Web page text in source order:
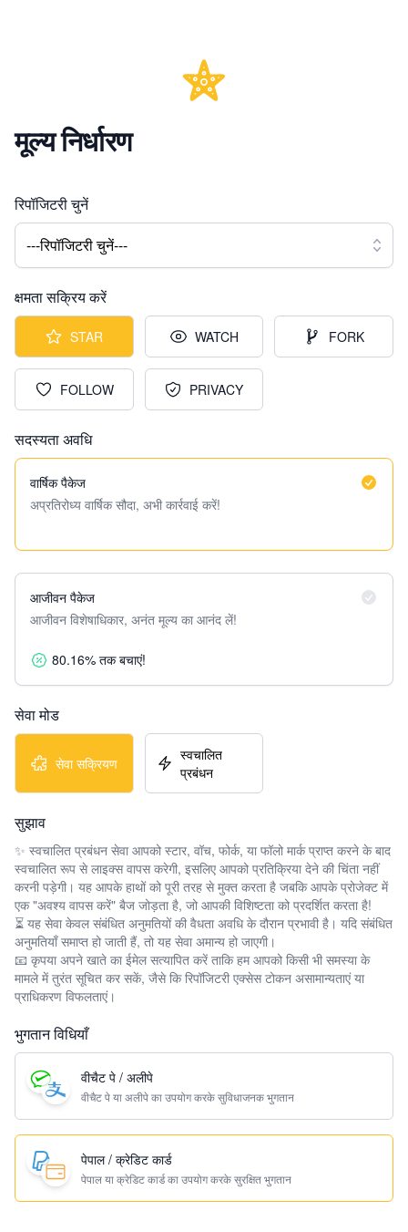
मूल्य निर्धारण
रिपॉजिटरी चुनें
---रिपॉजिटरी चुनें---
क्षमता सक्रिय करें
STAR WATCH FORK
FOLLOW PRIVACY
सदस्यता अवधि
वार्षिक पैकेज
अप्रतिरोध्य वार्षिक सौदा, अभी कार्रवाई करें!
आजीवन पैकेज
आजीवन विशेषाधिकार, अनंत मूल्य का आनंद लें!
80.16% तक बचाएं!
सेवा मोड
सेवा सक्रियण
स्वचालित
प्रबंधन
सुझाव
✨ स्वचालित प्रबंधन सेवा आपको स्टार, वॉच, फोर्क, या फॉलो मार्क प्राप्त करने के बाद
स्वचालित रूप से लाइक्स वापस करेगी, इसलिए आपको प्रतिक्रिया देने की चिंता नहीं
करनी पड़ेगी। यह आपके हाथों को पूरी तरह से मुक्त करता है जबकि आपके प्रोजेक्ट में
एक "अवश्य वापस करें" बैज जोड़ता है, जो आपकी विशिष्टता को प्रदर्शित करता है!
⏳ यह सेवा केवल संबंधित अनुमतियों की वैधता अवधि के दौरान प्रभावी है। यदि संबंधित
अनुमतियाँ समाप्त हो जाती हैं, तो यह सेवा अमान्य हो जाएगी।
📧 कृपया अपने खाते का ईमेल सत्यापित करें ताकि हम आपको किसी भी समस्या के
मामले में तुरंत सूचित कर सकें, जैसे कि रिपॉजिटरी एक्सेस टोकन असामान्यताएं या
प्राधिकरण विफलताएं।
भुगतान विधियाँ
वीचैट पे / अलीपे
वीचैट पे या अलीपे का उपयोग करके सुविधाजनक भुगतान
पेपाल / क्रेडिट कार्ड
पेपाल या क्रेडिट कार्ड का उपयोग करके सुरक्षित भुगतान